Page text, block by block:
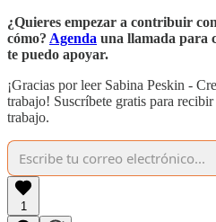
¿Quieres empezar a contribuir
cómo? Agenda una llamada para
te puedo apoyar.
¡Gracias por leer Sabina Peskin -
trabajo! Suscríbete gratis para
trabajo.
1